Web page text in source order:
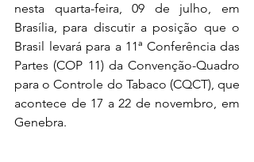
nesta quarta-feira, 09 de julho, em
Brasília, para discutir a posição que o
Brasil levará para a 11ª Conferência das
Partes (COP 11) da Convenção-Quadro
para o Controle do Tabaco (CQCT), que
acontece de 17 a 22 de novembro, em
Genebra.